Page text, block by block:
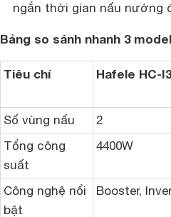
ngắn thời gian nấu nướng
Bảng so sánh nhanh 3 model
Tiêu chí Hafele HC-
Số vùng nấu
2
Tổng công
suất
4400W
Công nghệ nổi
bật
Booster,